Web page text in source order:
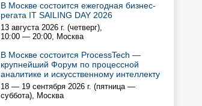
В Москве состоится ежегодная бизнес-
регата IT SAILING DAY 2026
13 августа 2026 г. (четверг),
10:00 — 20:00, Москва
В Москве состоится ProcessTech —
крупнейший Форум по процессной
аналитике и искусственному интеллекту
18 — 19 сентября 2026 г. (пятница —
суббота), Москва